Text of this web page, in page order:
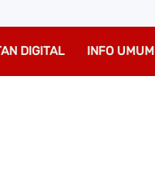
DIGITAL INFO UMUM